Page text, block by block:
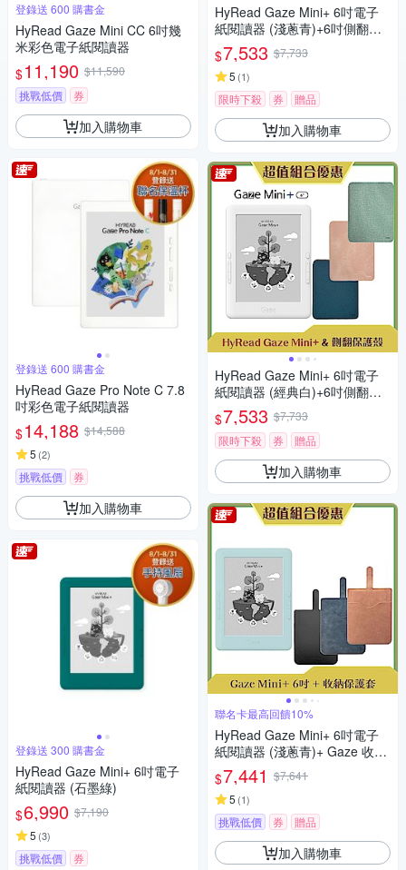
登錄送 600 購書金
HyRead Gaze Mini CC 6吋幾
米彩色電子紙閱讀器
$11,190 $11,590
挑戰低價
券
加入購物車
登錄送 600 購書金
HyRead Gaze Pro Note C 7.8
吋彩色電子紙閱讀器
$14,188 $14,588
5 (2)
挑戰低價 券
加入購物車
登錄送 300 購書金
HyRead Gaze Mini+ 6吋電子
紙閱讀器 (石墨綠)
$6,990 $7,190
5 (3)
挑戰低價 券
HyRead Gaze Mini+ 6吋電子
紙閱讀器 (淺蔥青)+6吋側翻保
護殼
$7,533 $7,733
5 (1)
限時下殺 券 贈品
加入購物車
HyRead Gaze Mini+ 6吋電子
紙閱讀器 (經典白)+6吋側翻保
護殼
$7,533 $7,733
限時下殺
券 贈品
加入購物車
聯名卡最高回饋10%
HyRead Gaze Mini+ 6吋電子
紙閱讀器 (淺蔥青)+ Gaze 收納
保護套 (組合)
$7,441 $7,641
5 (1)
挑戰低價 券 贈品
加入購物車